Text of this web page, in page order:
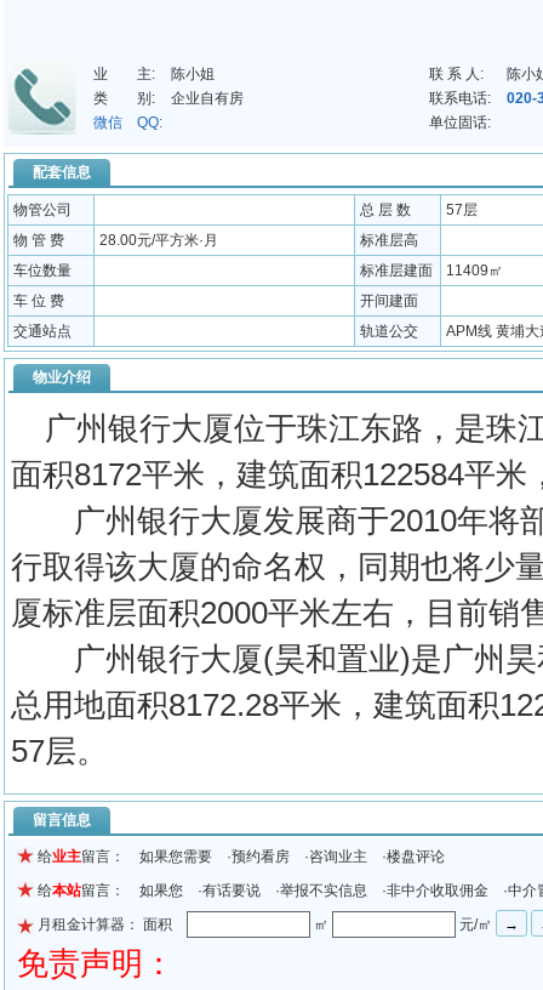
业 主: 陈小姐 联 系 人:
陈小
类 别:
企业自有房 联系电话:
020-
微信 QQ:
单位固话:
配套信息
物管公司 总 层 数
57层
物 管 费
28.00元/平方米·月
标准层高
车位数量
标准层建面
11409㎡
车 位 费
开间建面
交通站点
轨道公交 APM线 黄埔
物业介绍
广州银行大厦位于珠江东路，是珠
面积8172平米，建筑面积122584平
广州银行大厦发展商于2010年将
行取得该大厦的命名权，同期也将少
厦标准层面积2000平米左右，目前销
广州银行大厦(昊和置业)是广州昊
总用地面积8172.28平米，建筑面积
57层。
留言信息
给业主留言： 如果您需要 ·预约看房 ·咨询业主 ·楼盘评论
给本站留言： 如果您 ·有话要说 ·举报不实信息 ·非中介收取佣金 ·中介
月租金计算器： 面积
㎡ 元/㎡
免责声明：